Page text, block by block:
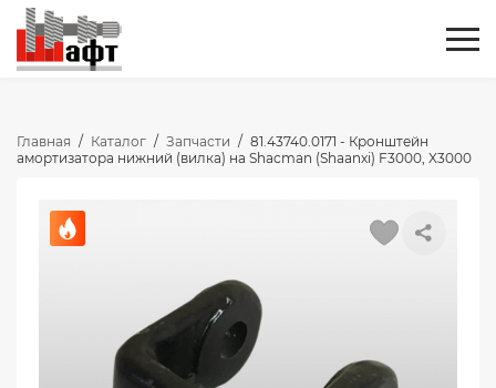
Главная / Каталог / Запчасти / 81.43740.0171 - Кронштейн
амортизатора нижний (вилка) на Shacman (Shaanxi) F3000, X3000